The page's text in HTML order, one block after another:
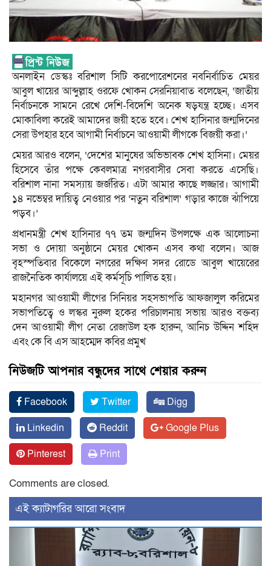
অনলাইন ডেস্কঃ বরিশাল সিটি করপোরেশনের নবনির্বাচিত মেয়র
আবুল খায়ের আব্দুল্লাহ ওরফে খোকন সেরনিয়াবাত বলেছেন, ‘জাতীয়
নির্বাচনকে সামনে রেখে দেশি-বিদেশি অনেক ষড়যন্ত্র হচ্ছে। এসব
মোকাবিলা করেই আমাদের জয়ী হতে হবে। শেখ হাসিনার জন্মদিনের
সেরা উপহার হবে আগামী নির্বাচনে আওয়ামী লীগকে বিজয়ী করা।’
মেয়র আরও বলেন, ‘দেশের মানুষের অভিভাবক শেখ হাসিনা। মেয়র
হিসেবে তাঁর পক্ষে কেবলমাত্র নগরবাসীর সেবা করতে এসেছি।
বরিশাল নানা সমস্যায় জর্জরিত। এটা আমার কাছে লজ্জার। আগামী
১৪ নভেম্বর দায়িত্ব নেওয়ার পর ‘নতুন বরিশাল’ গড়ার কাজে ঝাঁপিয়ে
পড়ব।’
প্রধানমন্ত্রী শেখ হাসিনার ৭৭ তম জন্মদিন উপলক্ষে এক আলোচনা
সভা ও দোয়া অনুষ্ঠানে মেয়র খোকন এসব কথা বলেন। আজ
বৃহস্পতিবার বিকেলে নগরের দক্ষিণ সদর রোডে আবুল খায়েরের
রাজনৈতিক কার্যালয়ে এই কর্মসূচি পালিত হয়।
মহানগর আওয়ামী লীগের সিনিয়র সহসভাপতি আফজালুল করিমের
সভাপতিত্বে ও লস্কর নুরুল হকের পরিচালনায় সভায় আরও বক্তব্য
দেন আওয়ামী লীগ নেতা রেজাউল হক হারুন, আনিচ উদ্দিন শহিদ
এবং কে বি এস আহম্মেদ কবির প্রমুখ
নিউজটি আপনার বন্ধুদের সাথে শেয়ার করুন
Facebook Twitter
Digg
Linkedin
Reddit
Google Plus
Pinterest
Print
Comments are closed.
‍এই ক্যাটাগরির ‍আরো সংবাদ